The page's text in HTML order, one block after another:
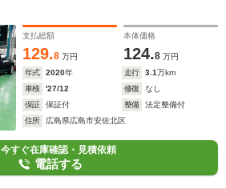
支払総額
129.8 万円
本体価格
124.8 万円
年式
2020年 走行 3.1万km
車検
'27/12 修復
なし
保証
保証付 整備
法定整備付
住所
広島県広島市安佐北区
今すぐ在庫確認・見積依頼
電話する